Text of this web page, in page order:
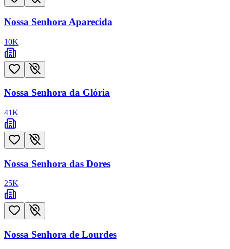
Nossa Senhora Aparecida
10K
Nossa Senhora da Glória
41K
Nossa Senhora das Dores
25K
Nossa Senhora de Lourdes